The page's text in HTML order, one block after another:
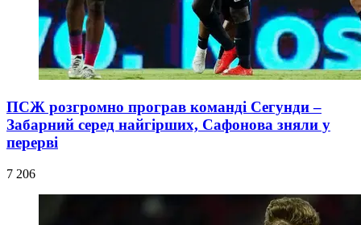
ПСЖ розгромно програв команді Сегунди –
Забарний серед найгірших, Сафонова зняли у
перерві
7 206